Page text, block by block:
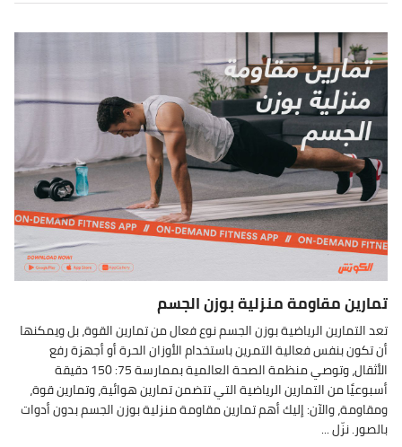
تمارين مقاومة منزلية بوزن الجسم
تعد التمارين الرياضية بوزن الجسم نوع فعال من تمارين القوة، بل ويمكنها
أن تكون بنفس فعالية التمرين باستخدام الأوزان الحرة أو أجهزة رفع
الأثقال، وتوصي منظمة الصحة العالمية بممارسة 75: 150 دقيقة
أسبوعيًا من التمارين الرياضية التي تتضمن تمارين هوائية، وتمارين قوة،
ومقاومة، والآن: إليك أهم تمارين مقاومة منزلية بوزن الجسم بدون أدوات
بالصور. نزّل ...